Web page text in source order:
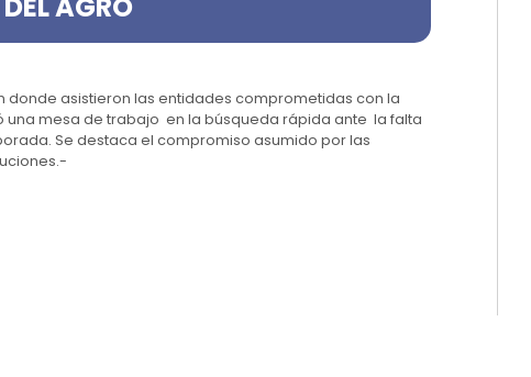
AGRO
donde asistieron las entidades comprometidas con la
una mesa de trabajo en la búsqueda rápida ante la falta
Se destaca el compromiso asumido por las